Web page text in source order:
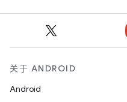
关于 ANDROID
Android